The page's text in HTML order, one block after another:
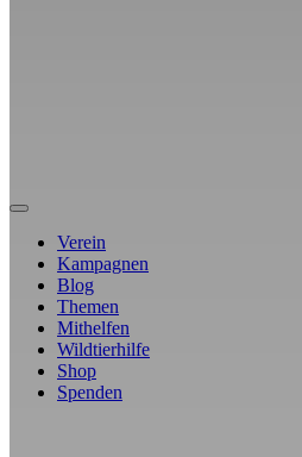
Verein
Kampagnen
Blog
Themen
Mithelfen
Wildtierhilfe
Shop
Spenden